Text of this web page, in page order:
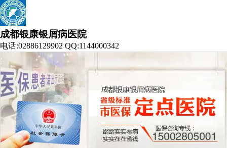
成都银康银屑病医院
电话:02886129902 QQ:1144000342